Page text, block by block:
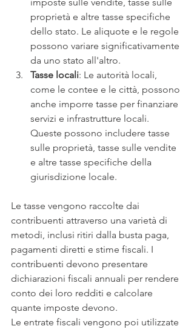
imposte sulle vendite, tasse sulle
proprietà e altre tasse specifiche
dello stato. Le aliquote e le regole
possono variare significativamente
da uno stato all'altro.
Tasse locali: Le autorità locali,
come le contee e le città, possono
anche imporre tasse per finanziare
servizi e infrastrutture locali.
Queste possono includere tasse
sulle proprietà, tasse sulle vendite
e altre tasse specifiche della
giurisdizione locale.
Le tasse vengono raccolte dai
contribuenti attraverso una varietà di
metodi, inclusi ritiri dalla busta paga,
pagamenti diretti e stime fiscali. I
contribuenti devono presentare
dichiarazioni fiscali annuali per rendere
conto dei loro redditi e calcolare
quante imposte devono.
Le entrate fiscali vengono poi utilizzate